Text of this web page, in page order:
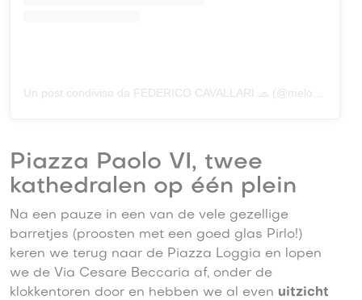
Piazza Paolo VI, twee
kathedralen op één plein
Na een pauze in een van de vele gezellige
barretjes (proosten met een goed glas Pirlo!)
keren we terug naar de Piazza Loggia en lopen
we de Via Cesare Beccaria af, onder de
klokkentoren door en hebben we al even uitzicht